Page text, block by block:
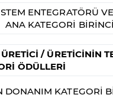
ENTEGRATÖRÜ
ANA KATEGORİ
/ ÜRETİCİNİN
ÖDÜLLERİ
DONANIM KATEGORİ